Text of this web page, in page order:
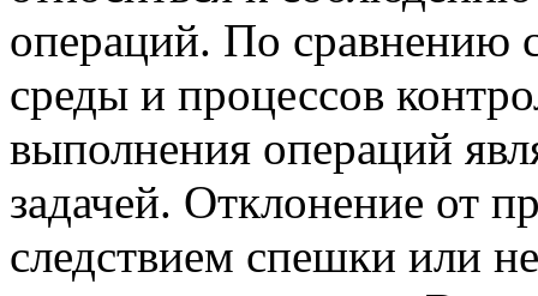
операций. По сравнению
среды и процессов
выполнения операций
задачей. Отклонение от
следствием спешки или